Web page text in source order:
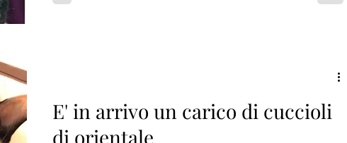
E' in arrivo un carico di cuccioli
di orientale